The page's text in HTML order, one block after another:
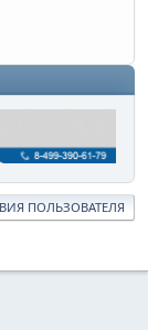
ПОЛЬЗОВАТЕЛЯ